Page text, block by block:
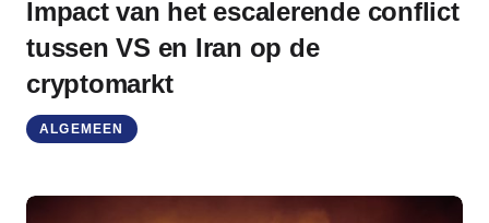
Impact van het escalerende conflict
tussen VS en Iran op de
cryptomarkt
ALGEMEEN